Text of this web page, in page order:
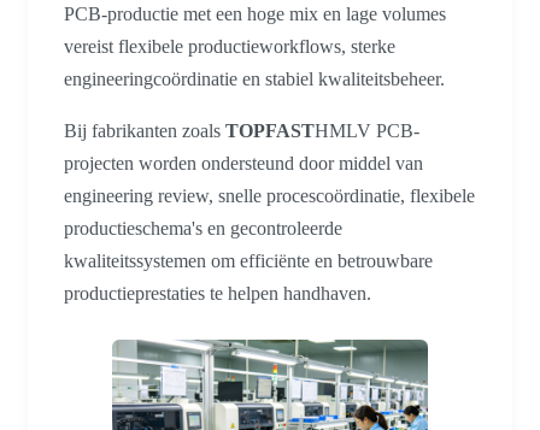
PCB-productie met een hoge mix en lage volumes
vereist flexibele productieworkflows, sterke
engineeringcoördinatie en stabiel kwaliteitsbeheer.
Bij fabrikanten zoals TOPFASTHMLV PCB-
projecten worden ondersteund door middel van
engineering review, snelle procescoördinatie, flexibele
productieschema's en gecontroleerde
kwaliteitssystemen om efficiënte en betrouwbare
productieprestaties te helpen handhaven.